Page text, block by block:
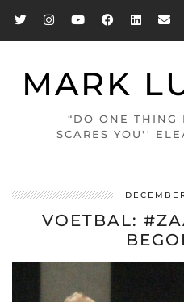
MARK
“DO ONE THING
SCARES YOU''
VOETBAL: